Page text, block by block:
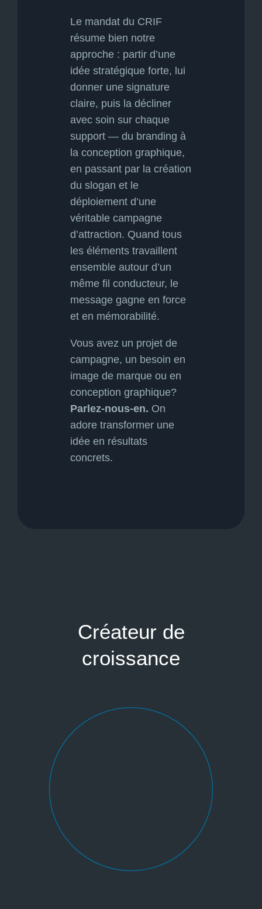
Le mandat du CRIF
résume bien notre
approche : partir d’une
idée stratégique forte, lui
donner une signature
claire, puis la décliner
avec soin sur chaque
support — du branding à
la conception graphique,
en passant par la création
du slogan et le
déploiement d’une
véritable campagne
d’attraction. Quand tous
les éléments travaillent
ensemble autour d’un
même fil conducteur, le
message gagne en force
et en mémorabilité.
Vous avez un projet de
campagne, un besoin en
image de marque ou en
conception graphique?
Parlez-nous-en. On
adore transformer une
idée en résultats
concrets.
Créateur de
croissance